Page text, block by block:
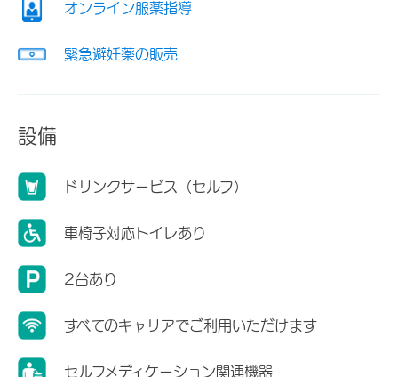
オンライン服薬指導
緊急避妊薬の販売
設備
ドリンクサービス（セルフ）
車椅子対応トイレあり
2台あり
すべてのキャリアでご利用いただけます
セルフメディケーション関連機器